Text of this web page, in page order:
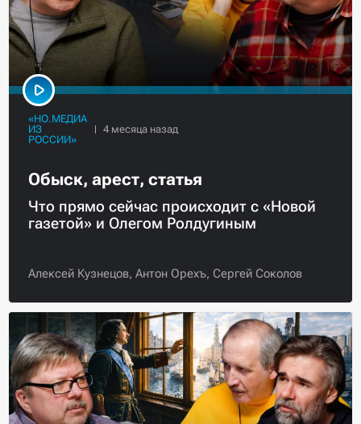
«НО.МЕДИА
ИЗ
РОССИИ»
Обыск, арест, статья
Что прямо сейчас происходит с «Новой
газетой» и Олегом Ролдугиным
Алексей Кузнецов, Антон Орехъ, Сергей Соколов